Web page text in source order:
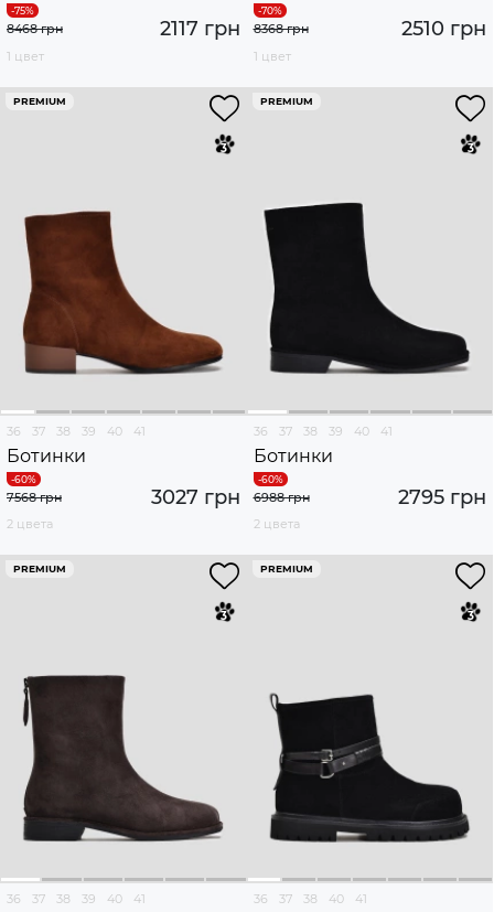
2117 грн
8468 грн
1 цвет
2510 грн
8368 грн
1 цвет
PREMIUM
36 37 38 39 40 41
Ботинки
3027 грн
7568 грн
2 цвета
PREMIUM
36 37 38 39 40 41
Ботинки
2795 грн
6988 грн
2 цвета
PREMIUM
36 37 38 39 40 41
PREMIUM
36 37 38 40 41